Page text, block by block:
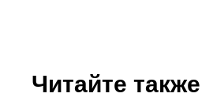
Читайте также